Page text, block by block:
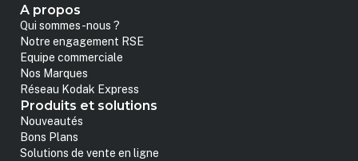
A propos
Qui sommes-nous ?
Notre engagement RSE
Equipe commerciale
Nos Marques
Réseau Kodak Express
Produits et solutions
Nouveautés
Bons Plans
Solutions de vente en ligne